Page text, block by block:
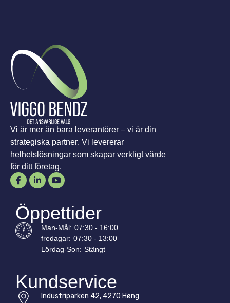
Vi är mer än bara leverantörer – vi är din
strategiska partner. Vi levererar
helhetslösningar som skapar verkligt värde
för ditt företag.
Öppettider
Man-Mål: 07:30 - 16:00
fredagar: 07:30 - 13:00
Lördag-Son: Stängt
Kundservice
Industriparken 42, 4270 Høng